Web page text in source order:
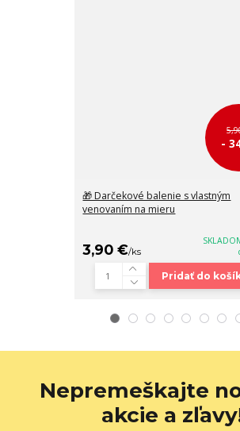
-
🎁 Darčekové balenie s vlastným
venovaním na mieru
3,90 €/ks
Pridať do
Nepremeškajte
akcie a